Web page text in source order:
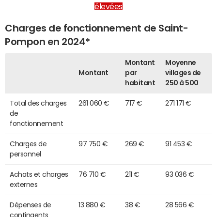
élevées
Charges de fonctionnement de Saint-
Pompon en 2024*
Montant
Montant
par
habitant
Moyenne
villages de
250 à 500
Total des charges
de
fonctionnement
261 060 € 717 € 271 171 €
Charges de
personnel
97 750 € 269 € 91 453 €
Achats et charges
externes
76 710 € 211 € 93 036 €
Dépenses de
contingents
13 880 € 38 € 28 566 €